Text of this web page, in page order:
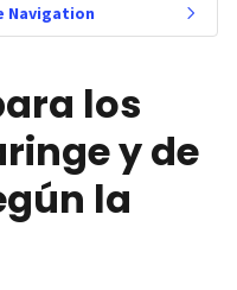
Navigation
los
y de
la